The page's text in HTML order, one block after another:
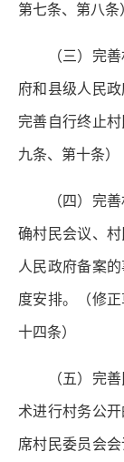
第七条、第八条
（三）完
府和县级人民
完善自行终止
九条、第十条）
（四）完
确村民会议、
人民政府备案
度安排。（修
十四条）
（五）完
术进行村务公
席村民委员会